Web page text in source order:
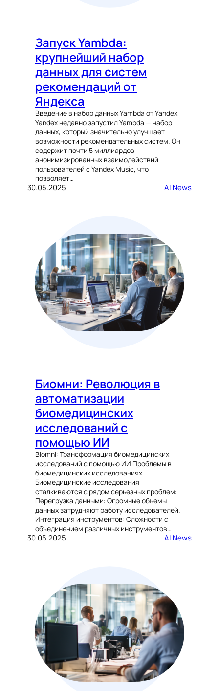
Запуск Yambda:
крупнейший набор
данных для систем
рекомендаций от
Яндекса
Введение в набор данных Yambda от Yandex
Yandex недавно запустил Yambda — набор
данных, который значительно улучшает
возможности рекомендательных систем. Он
содержит почти 5 миллиардов
анонимизированных взаимодействий
пользователей с Yandex Music, что
позволяет…
30.05.2025 AI News
Биомни: Революция в
автоматизации
биомедицинских
исследований с
помощью ИИ
Biomni: Трансформация биомедицинских
исследований с помощью ИИ Проблемы в
биомедицинских исследованиях
Биомедицинские исследования
сталкиваются с рядом серьезных проблем:
Перегрузка данными: Огромные объемы
данных затрудняют работу исследователей.
Интеграция инструментов: Сложности с
объединением различных инструментов…
30.05.2025 AI News